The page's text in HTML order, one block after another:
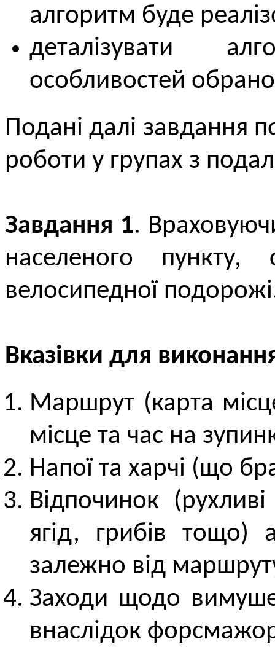
алгоритм буде
деталізувати
особливостей
Подані далі завдання
роботи у групах з
Завдання 1.
населеного пункту,
велосипедної
Вказівки для
Маршрут (карта
місце та час на
Напої та харчі (що
Відпочинок
ягід, грибів тощо)
залежно від
Заходи щодо
внаслідок